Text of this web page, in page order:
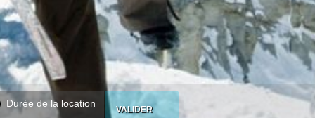
Durée de la location